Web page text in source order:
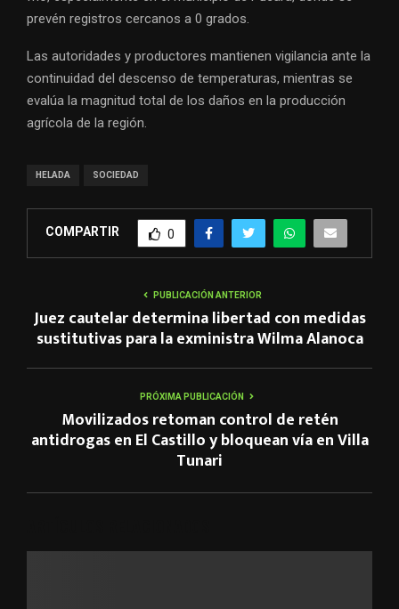
prevén registros cercanos a 0 grados.
Las autoridades y productores mantienen vigilancia ante la
continuidad del descenso de temperaturas, mientras se
evalúa la magnitud total de los daños en la producción
agrícola de la región.
HELADA SOCIEDAD
COMPARTIR 0
PUBLICACIÓN ANTERIOR
Juez cautelar determina libertad con medidas
sustitutivas para la exministra Wilma Alanoca
PRÓXIMA PUBLICACIÓN
Movilizados retoman control de retén
antidrogas en El Castillo y bloquean vía en Villa
Tunari